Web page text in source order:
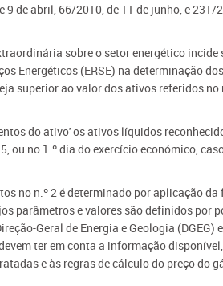
de abril, 66/2010, de 11 de junho, e 231/
sobre o setor energético
Energéticos (ERSE) na determinação
superior ao valor dos ativos referidos no
do ativo' os ativos líquidos
ou no 1.º dia do exercício económico,
no n.º 2 é determinado por aplicação
parâmetros e valores são definidos por
Geral de Energia e Geologia (DGEG)
ter em conta a informação
e às regras de cálculo do preço do